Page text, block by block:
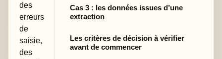
des
erreurs
de
saisie,
des
Cas 3 : les données issues d’une
extraction
Les critères de décision à vérifier
avant de commencer